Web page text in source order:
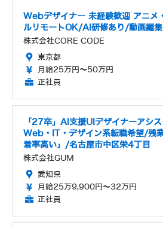
Webデザイナー 未経験歓迎 アニメ
ルリモートOK/AI研修あり/動画編集
株式会社CORE CODE
東京都
月給25万円～50万円
正社員
「27卒」AI支援UIデザイナーアシ
Web・IT・デザイン系転職希望/残
着率高い」/名古屋市中区栄4丁目
株式会社GUM
愛知県
月給25万9,900円～32万円
正社員